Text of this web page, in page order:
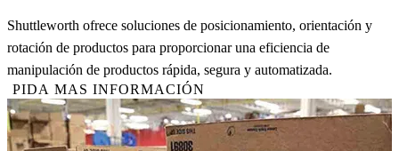
Shuttleworth ofrece soluciones de posicionamiento, orientación y
rotación de productos para proporcionar una eficiencia de
manipulación de productos rápida, segura y automatizada.
PIDA MAS INFORMACIÓN